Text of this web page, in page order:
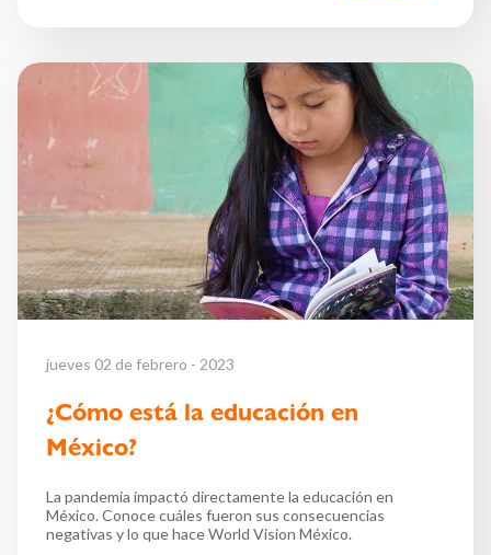
jueves 02 de febrero - 2023
¿Cómo está la educación en
México?
La pandemia impactó directamente la educación en
México. Conoce cuáles fueron sus consecuencias
negativas y lo que hace World Vision México.